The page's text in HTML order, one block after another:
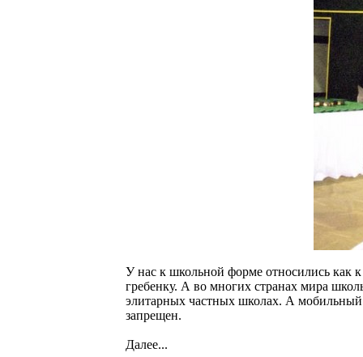
У нас к школьной форме относились как
гребенку. А во многих странах мира
элитарных частных школах. А
запрещен.
Далее...